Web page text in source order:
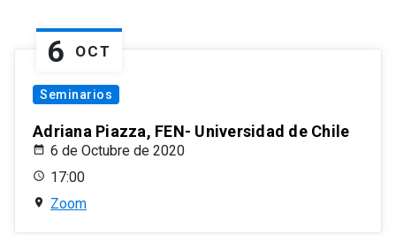
6 OCT
Seminarios
Adriana Piazza, FEN- Universidad de Chile
6 de Octubre de 2020
17:00
Zoom